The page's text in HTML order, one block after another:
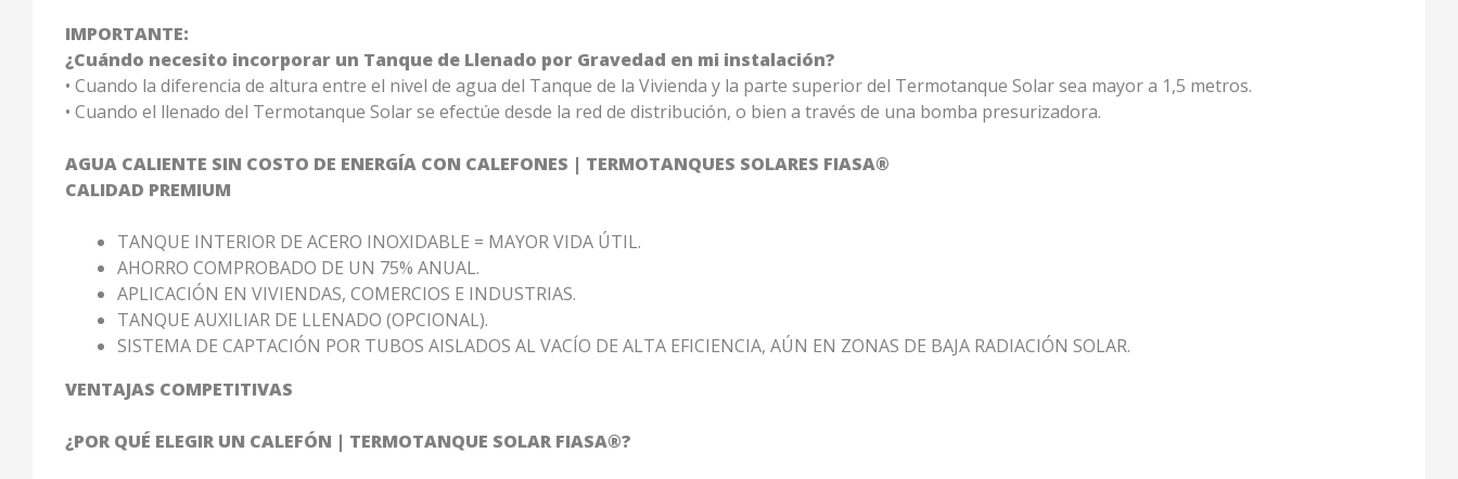
IMPORTANTE:
¿Cuándo necesito incorporar un Tanque de Llenado por Gravedad en mi instalación?
• Cuando la diferencia de altura entre el nivel de agua del Tanque de la Vivienda y la parte superior del Termotanque Solar sea mayor a 1,5 metros.
• Cuando el llenado del Termotanque Solar se efectúe desde la red de distribución, o bien a través de una bomba presurizadora.
AGUA CALIENTE SIN COSTO DE ENERGÍA CON CALEFONES | TERMOTANQUES SOLARES FIASA®
CALIDAD PREMIUM
TANQUE INTERIOR DE ACERO INOXIDABLE = MAYOR VIDA ÚTIL.
AHORRO COMPROBADO DE UN 75% ANUAL.
APLICACIÓN EN VIVIENDAS, COMERCIOS E INDUSTRIAS.
TANQUE AUXILIAR DE LLENADO (OPCIONAL).
SISTEMA DE CAPTACIÓN POR TUBOS AISLADOS AL VACÍO DE ALTA EFICIENCIA, AÚN EN ZONAS DE BAJA RADIACIÓN SOLAR.
VENTAJAS COMPETITIVAS
¿POR QUÉ ELEGIR UN CALEFÓN | TERMOTANQUE SOLAR FIASA®?